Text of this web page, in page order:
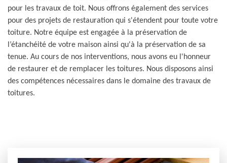
pour les travaux de toit. Nous offrons également des services
pour des projets de restauration qui s'étendent pour toute votre
toiture. Notre équipe est engagée à la préservation de
l’étanchéité de votre maison ainsi qu'à la préservation de sa
tenue. Au cours de nos interventions, nous avons eu l'honneur
de restaurer et de remplacer les toitures. Nous disposons ainsi
des compétences nécessaires dans le domaine des travaux de
toitures.